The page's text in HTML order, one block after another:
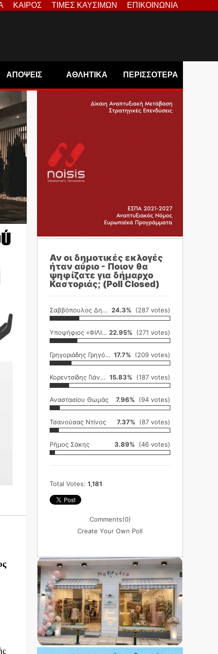
ΚΑΙΡΟΣ ΤΙΜΕΣ ΚΑΥΣΙΜΩΝ ΕΠΙΚΟΙΝΩΝΙΑ
ΑΠΟΨΕΙΣ ΑΘΛΗΤΙΚΑ ΠΕΡΙΣΣΟΤΕΡΑ
Αν οι δημοτικές εκλογές
ήταν αύριο - Ποιον θα
ψηφίζατε για δήμαρχο
Καστοριάς; (Poll Closed)
Σαββόπουλος Δημήτρης 24.3% (287 votes)
Υποψήφιος «ΦΙΛΙΚΗ ΕΤΑΙΡΕΙΑ» 22.95% (271 votes)
Γρηγοριάδης Γρηγόρης 17.7% (209 votes)
Κορεντσίδης Γιάννης 15.83% (187 votes)
Αναστασίου Θωμάς 7.96% (94 votes)
Τσανούσας Ντίνος 7.37% (87 votes)
Ρήμος Σάκης 3.89% (46 votes)
Total Votes: 1,181
Comments(0)
Create Your Own Poll